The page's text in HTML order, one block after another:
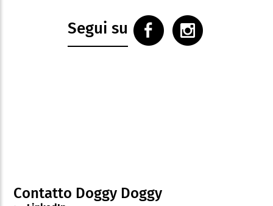
Segui su
Contatto Doggy Doggy